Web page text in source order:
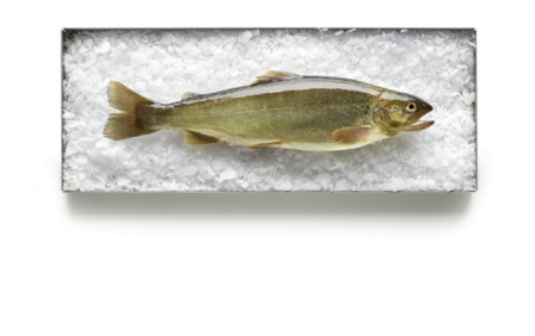
Carpione del Garda intero ed
eviscerato